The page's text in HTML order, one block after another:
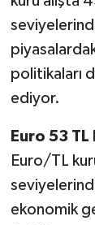
politikaları
ediyor.
Euro 53 TL
Euro/TL
ekonomik